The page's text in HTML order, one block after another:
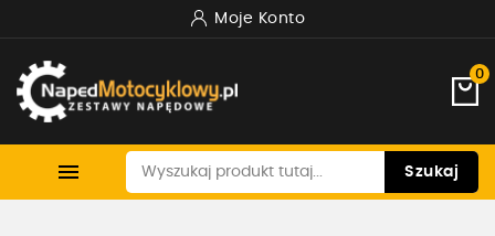
Moje Konto
0
 Szukaj